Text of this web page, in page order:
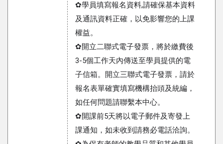
✿學員填寫報名資料,請確保基本資料
及通訊資料正確，以免影響您的上課
權益。
✿開立二聯式電子發票，將於繳費後
3-5個工作天內傳送至學員提供的電
子信箱。開立三聯式電子發票，請於
報名表單確實填寫機構抬頭及統編，
如任何問題請聯繫本中心。
✿開課前5天將以電子郵件及寄發上
課通知，如未收到請務必電話洽詢。